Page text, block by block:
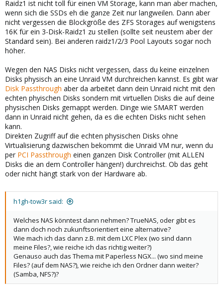
Raidz1 ist nicht toll für einen VM Storage, kann man aber machen,
wenn sich die SSDs eh die ganze Zeit nur langweilen. Dann aber
nicht vergessen die Blockgröße des ZFS Storages auf wenigstens
16K für ein 3-Disk-Raidz1 zu stellen (sollte seit neustem aber der
Standard sein). Bei anderen raidz1/2/3 Pool Layouts sogar noch
höher.
Wegen den NAS Disks nicht vergessen, dass du keine einzelnen
Disks physisch an eine Unraid VM durchreichen kannst. Es gibt war
Disk Passthrough aber da arbeitet dann dein Unraid nicht mit den
echten phyischen Disks sondern mit virtuellen Disks die auf deine
physischen Disks gemappt werden. Dinge wie SMART werden
dann in Unraid nicht gehen, da es die echten Disks nicht sehen
kann.
Direkten Zugriff auf die echten physischen Disks ohne
Virtualisierung dazwischen bekommt die Unraid VM nur, wenn du
per PCI Passthrough einen ganzen Disk Controller (mit ALLEN
Disks die an dem Controller hängen!) durchreichst. Ob das geht
oder nicht hängt stark von der Hardware ab.
h1gh-tow3r said:
Welches NAS könntest dann nehmen? TrueNAS, oder gibt es
dann doch noch zukunftsorientiert eine alternative?
Wie mach ich das dann z.B. mit dem LXC Plex (wo sind dann
meine Files?, wie reiche ich das richtig weiter?)
Genauso auch das Thema mit Paperless NGX... (wo sind meine
Files? (auf dem NAS?), wie reiche ich den Ordner dann weiter?
(Samba, NFS?)?